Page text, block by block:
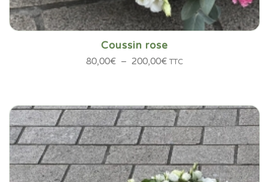
Coussin rose
80,00€ – 200,00€Plage
à
200,00€
TTC